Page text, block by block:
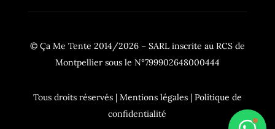
o
p
n
e
© Ça Me Tente 2014/2026 – SARL inscrite au RCS de
Montpellier sous le N°799902648000444
Tous droits réservés | Mentions légales| Politique de
confidentialité